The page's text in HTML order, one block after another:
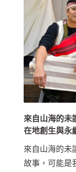
來自山海的未
在地創生與永
來自山海的未
故事，可能是